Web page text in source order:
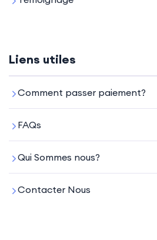
Liens utiles
Comment passer paiement?
FAQs
Qui Sommes nous?
Contacter Nous